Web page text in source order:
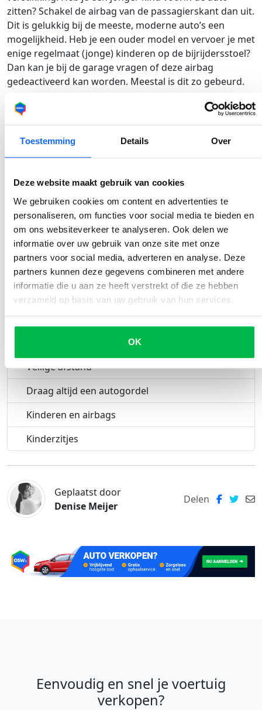
Toestemming Details Over
Deze website maakt gebruik van cookies
We gebruiken cookies om content en advertenties te
personaliseren, om functies voor social media te bieden en
om ons websiteverkeer te analyseren. Ook delen we
informatie over uw gebruik van onze site met onze
partners voor social media, adverteren en analyse. Deze
partners kunnen deze gegevens combineren met andere
informatie die u aan ze heeft verstrekt of die ze hebben
verzameld op basis van uw gebruik van hun services.
OK
zitten? Schakel de airbag van de passagierskant dan uit.
Dit is gelukkig bij de meeste, moderne auto’s een
mogelijkheid. Heb je een ouder model en vervoer je met
enige regelmaat (jonge) kinderen op de bijrijdersstoel?
Dan kan je bij de garage vragen of deze airbag
gedeactiveerd kan worden. Meestal is dit zo gebeurd.
Kinderzitjes
Je airbag uitschakelen is zelfs verplicht als je een baby in
een Maxi-Cosi, op de bijrijdersstoel wil installeren. Ook
bijrijdersstoel gelanceerd. Met alle gevolgen van dien.
Kan je de airbag aan passagierskant niet uitschakelen?
Vervoer je kind in een kinderzitje dan bij voorkeur op de
achterbank.
Inhoudsopgave
Wat doet een airbag?
Hoe gebruik je airbags zodat ze geen gevaren
Veilige afstand
Draag altijd een autogordel
Kinderen en airbags
Kinderzitjes
Geplaatst door
Denise Meijer
Delen
Eenvoudig en snel je voertuig
verkopen?